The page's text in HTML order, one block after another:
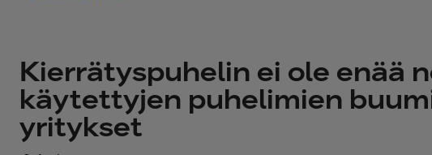
Kierrätyspuhelin ei ole enää
käytettyjen puhelimien
yritykset